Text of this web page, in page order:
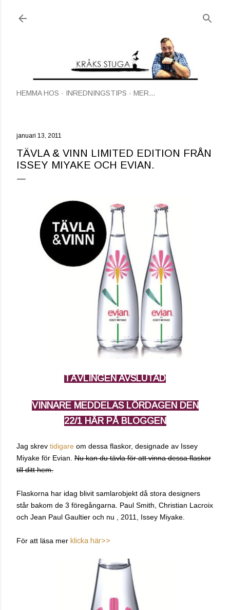
HEMMA HOS INREDNINGSTIPS MER…
januari 13, 2011
TÄVLA & VINN LIMITED EDITION FRÅN
ISSEY MIYAKE OCH EVIAN.
TÄVLINGEN AVSLUTAD
VINNARE MEDDELAS LÖRDAGEN DEN
22/1 HÄR PÅ BLOGGEN
Jag skrev tidigare om dessa flaskor, designade av Issey
Miyake för Evian. Nu kan du tävla för att vinna dessa flaskor
till ditt hem.
Flaskorna har idag blivit samlarobjekt då stora designers
står bakom de 3 föregångarna. Paul Smith, Christian Lacroix
och Jean Paul Gaultier och nu , 2011, Issey Miyake.
För att läsa mer klicka här>>